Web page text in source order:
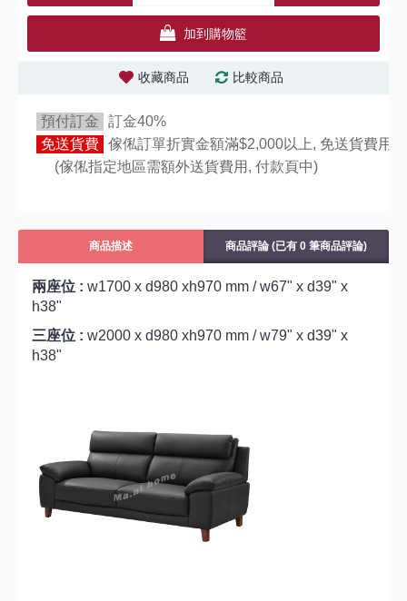
加到購物籃
收藏商品 比較商品
預付訂金
訂金40%
免送貨費 傢俬訂單折實金額滿$2,000以上, 免送貨費用,
(傢俬指定地區需額外送貨費用, 付款頁中)
商品描述 商品評論 (已有 0 筆商品評論)
兩座位 : w1700 x d980 xh970 mm / w67" x d39" x
h38"
三座位 : w2000 x d980 xh970 mm / w79" x d39" x
h38"